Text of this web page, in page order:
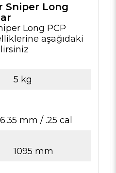
Sniper Long
Long PCP
aşağıdaki
5 kg
mm / .25 cal
1095 mm